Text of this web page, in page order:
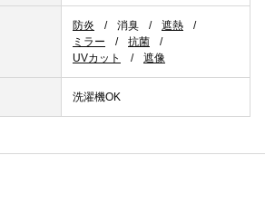
防炎 消臭
遮熱
ミラー
抗菌
UVカット
遮像
洗濯機OK